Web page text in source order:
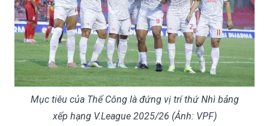
Mục tiêu của Thể Công là đứng vị trí thứ Nhì bảng
xếp hạng V.League 2025/26 (Ảnh: VPF)